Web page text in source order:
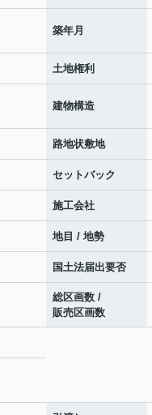
築年月
土地権利
建物構造
路地状敷地
セットバック
施工会社
地目 / 地勢
国土法届出要否
総区画数 /
販売区画数